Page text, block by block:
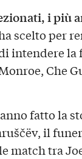
i più
scelto per
intendere
Che
fatto la
il
match tra